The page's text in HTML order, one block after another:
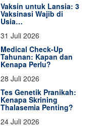
Vaksin untuk Lansia: 3
Vaksinasi Wajib di
Usia…
31 Juli 2026
Medical Check-Up
Tahunan: Kapan dan
Kenapa Perlu?
28 Juli 2026
Tes Genetik Pranikah:
Kenapa Skrining
Thalasemia Penting?
24 Juli 2026